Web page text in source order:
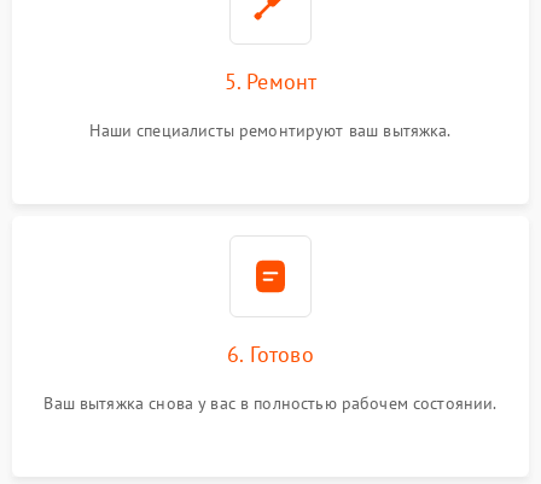
5. Ремонт
Наши специалисты ремонтируют ваш вытяжка.
6. Готово
Ваш вытяжка снова у вас в полностью рабочем состоянии.